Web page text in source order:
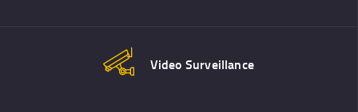
Video Surveillance